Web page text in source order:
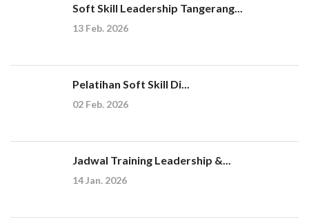
Soft Skill Leadership Tangerang...
13 Feb. 2026
Pelatihan Soft Skill Di...
02 Feb. 2026
Jadwal Training Leadership &...
14 Jan. 2026